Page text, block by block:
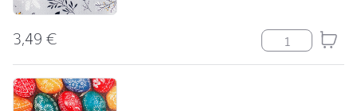
3,49€ Birds and